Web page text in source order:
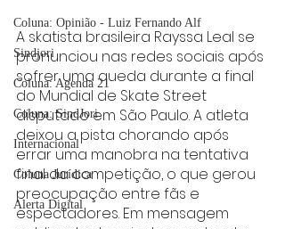
Coluna: Opinião - Luiz Fernando Alf
Sindjori
Coluna: Agenda 21
Coluna: SindJori
Internacional
Coluna Jurídica
Alerta Digital
A skatista brasileira Rayssa Leal se
pronunciou nas redes sociais após
sofrer uma queda durante a final
do Mundial de Skate Street
disputado em São Paulo. A atleta
deixou a pista chorando após
errar uma manobra na tentativa
final da competição, o que gerou
preocupação entre fãs e
espectadores. Em mensagem